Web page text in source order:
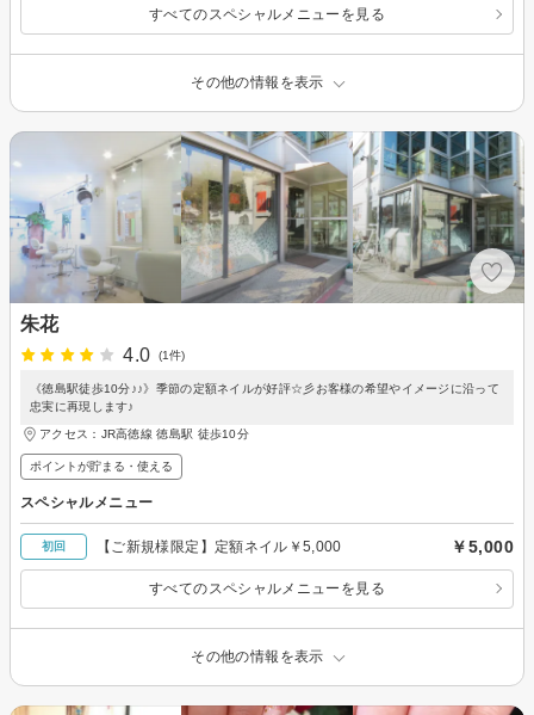
すべてのスペシャルメニューを見る
その他の情報を表示
朱花
4.0
(1件)
《徳島駅徒歩10分♪♪》季節の定額ネイルが好評☆彡お客様の希望やイメージに沿って
忠実に再現します♪
アクセス：JR高徳線 徳島駅 徒歩10分
ポイントが貯まる・使える
スペシャルメニュー
初回 【ご新規様限定】定額ネイル￥5,000 ￥5,000
すべてのスペシャルメニューを見る
その他の情報を表示